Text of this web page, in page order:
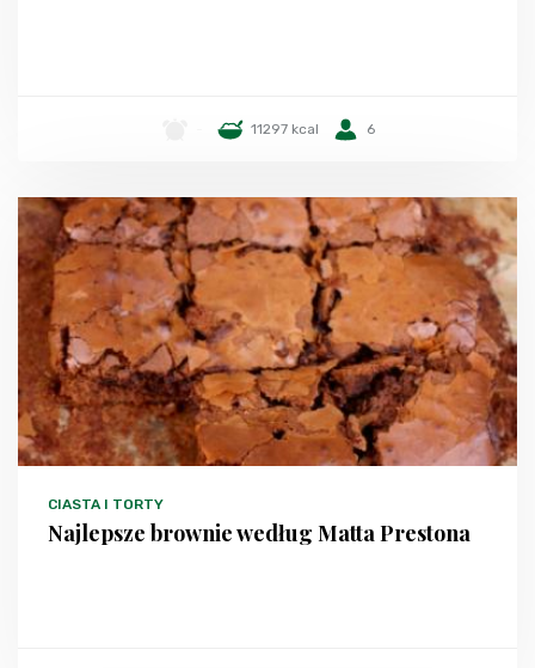
11297 kcal 6
CIASTA I TORTY
Najlepsze brownie według Matta Prestona